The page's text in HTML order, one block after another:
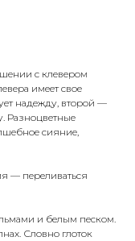
с клевером
имеет свое
надежду, второй —
Разноцветные
сияние,
— переливаться
и белым песком.
Словно глоток